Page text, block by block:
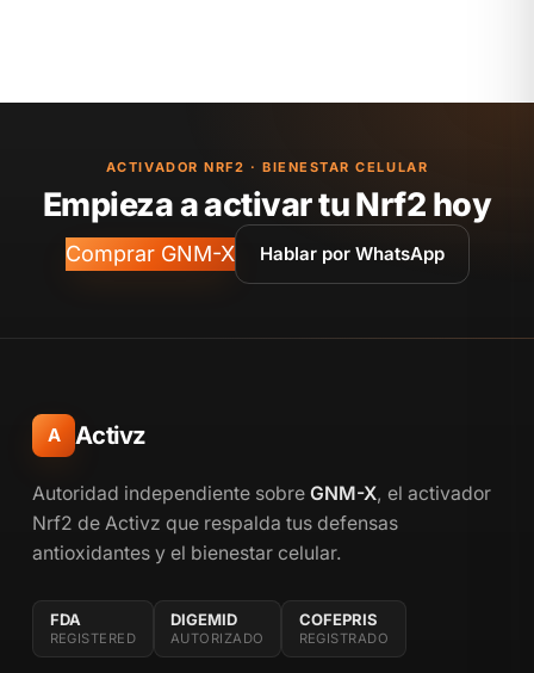
ACTIVADOR NRF2 · BIENESTAR CELULAR
Empieza a activar tu Nrf2 hoy
Comprar GNM-X Hablar por WhatsApp
A Activz
Autoridad independiente sobre GNM-X, el activador
Nrf2 de Activz que respalda tus defensas
antioxidantes y el bienestar celular.
FDA
REGISTERED
DIGEMID
AUTORIZADO
COFEPRIS
REGISTRADO